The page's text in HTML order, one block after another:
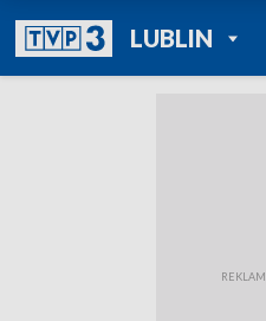
LUBLIN
POWRÓT
TVP